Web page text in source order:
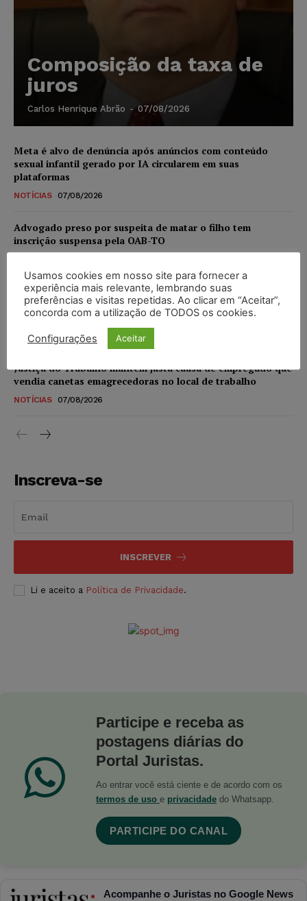
Composição da taxa de
juros
Carlos Henrique Abrão - 07/08/2026
Meta é alvo de denúncia após anúncios com conteúdo
sexual infantil gerado por IA circularem em suas
plataformas
NOTÍCIAS 07/08/2026
Advogado preso por suspeita de matar o filho tem
inscrição suspensa pela OAB-TO
STF amplia isenção de IBS e CBS na compra de veículos
novos para pessoas com deficiência e autistas de todos os
níveis
DIREITO TRIBUTÁRIO 07/08/2026
Justiça do Trabalho mantém justa causa de empregado que
vendia canetas emagrecedoras no local de trabalho
NOTÍCIAS 07/08/2026
Inscreva-se
INSCREVER
Li e aceito a Política de Privacidade.
Participe e receba as
postagens diárias do
Portal Juristas.
Ao entrar você está ciente e de acordo com os
termos de uso e privacidade do Whatsapp.
PARTICIPE DO CANAL
Acompanhe o Juristas no Google News
Usamos cookies em nosso site para fornecer a
experiência mais relevante, lembrando suas
preferências e visitas repetidas. Ao clicar em “Aceitar”,
concorda com a utilização de TODOS os cookies.
Configurações Aceitar